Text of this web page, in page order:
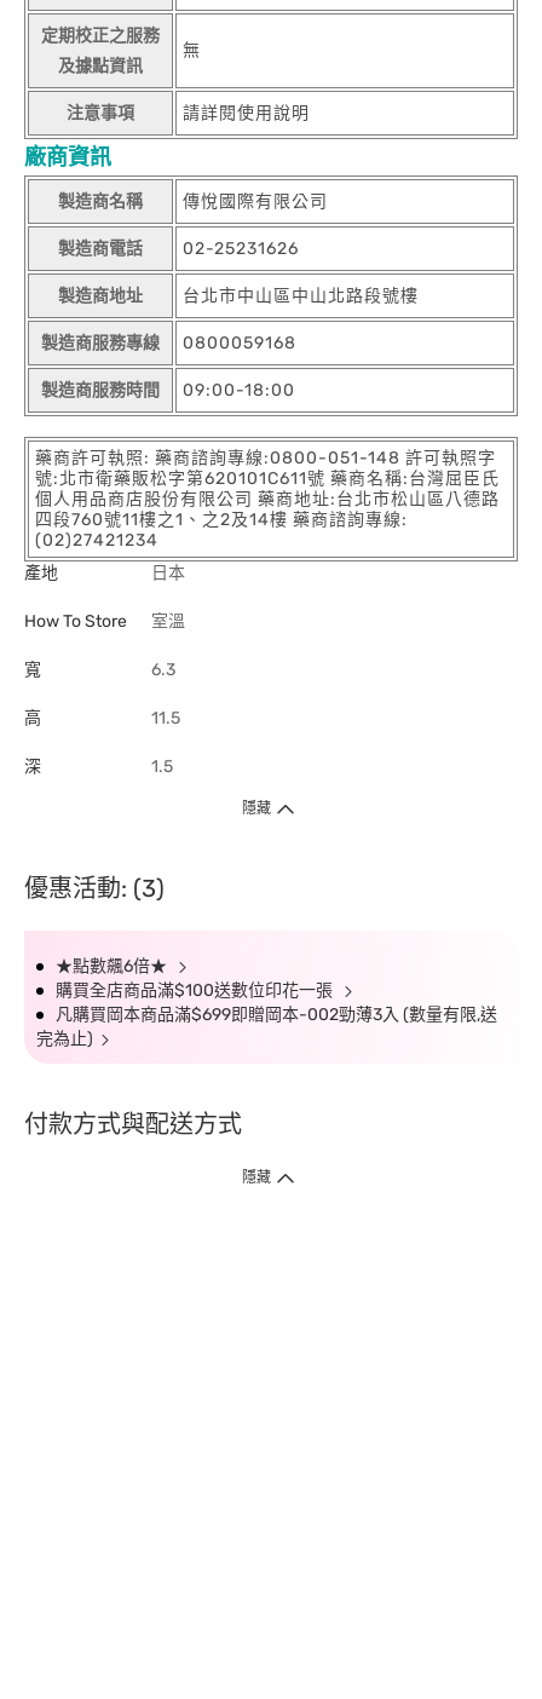
定期校正之服務
及據點資訊
無
注意事項 請詳閱使用說明
廠商資訊
製造商名稱 傳悅國際有限公司
製造商電話 02-25231626
製造商地址 台北市中山區中山北路段號樓
製造商服務專線 0800059168
製造商服務時間 09:00-18:00
藥商許可執照: 藥商諮詢專線:0800-051-148 許可執照字
號:北市衛藥販松字第620101C611號 藥商名稱:台灣屈臣氏
個人用品商店股份有限公司 藥商地址:台北市松山區八德路
四段760號11樓之1、之2及14樓 藥商諮詢專線:
(02)27421234
產地
日本
How To Store 室溫
寬 6.3
高 11.5
深 1.5
隱藏
優惠活動: (3)
★點數飆6倍★
購買全店商品滿$100送數位印花一張
凡購買岡本商品滿$699即贈岡本-002勁薄3入 (數量有限,送
完為止)
付款方式與配送方式
隱藏